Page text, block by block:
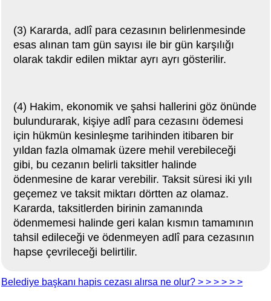
(3) Kararda, adlî para cezasının belirlenmesinde
esas alınan tam gün sayısı ile bir gün karşılığı
olarak takdir edilen miktar ayrı ayrı gösterilir.
(4) Hakim, ekonomik ve şahsi hallerini göz önünde
bulundurarak, kişiye adlî para cezasını ödemesi
için hükmün kesinleşme tarihinden itibaren bir
yıldan fazla olmamak üzere mehil verebileceği
gibi, bu cezanın belirli taksitler halinde
ödenmesine de karar verebilir. Taksit süresi iki yılı
geçemez ve taksit miktarı dörtten az olamaz.
Kararda, taksitlerden birinin zamanında
ödenmemesi halinde geri kalan kısmın tamamının
tahsil edileceği ve ödenmeyen adlî para cezasının
hapse çevrileceği belirtilir.
Belediye başkanı hapis cezası alırsa ne olur? > > > > > >